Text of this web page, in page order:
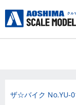
ザ☆バイク No.YU-